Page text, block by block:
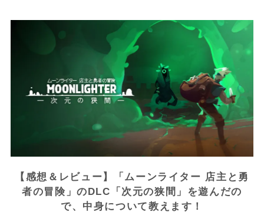
【感想＆レビュー】「ムーンライター 店主と勇
者の冒険」のDLC「次元の狭間」を遊んだの
で、中身について教えます！